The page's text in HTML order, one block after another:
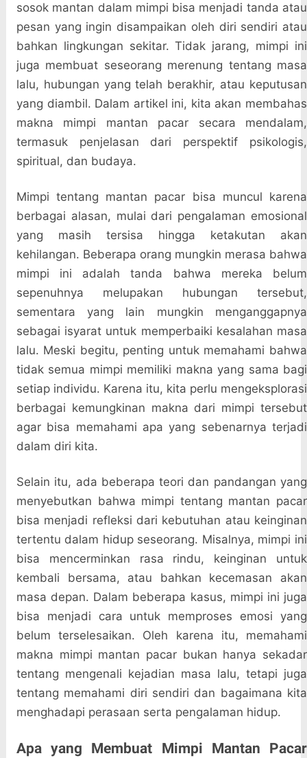
sosok mantan dalam mimpi bisa menjadi tanda atau
pesan yang ingin disampaikan oleh diri sendiri atau
bahkan lingkungan sekitar. Tidak jarang, mimpi ini
juga membuat seseorang merenung tentang masa
lalu, hubungan yang telah berakhir, atau keputusan
yang diambil. Dalam artikel ini, kita akan membahas
makna mimpi mantan pacar secara mendalam,
termasuk penjelasan dari perspektif psikologis,
spiritual, dan budaya.
Mimpi tentang mantan pacar bisa muncul karena
berbagai alasan, mulai dari pengalaman emosional
yang masih tersisa hingga ketakutan akan
kehilangan. Beberapa orang mungkin merasa bahwa
mimpi ini adalah tanda bahwa mereka belum
sepenuhnya melupakan hubungan tersebut,
sementara yang lain mungkin menganggapnya
sebagai isyarat untuk memperbaiki kesalahan masa
lalu. Meski begitu, penting untuk memahami bahwa
tidak semua mimpi memiliki makna yang sama bagi
setiap individu. Karena itu, kita perlu mengeksplorasi
berbagai kemungkinan makna dari mimpi tersebut
agar bisa memahami apa yang sebenarnya terjadi
dalam diri kita.
Selain itu, ada beberapa teori dan pandangan yang
menyebutkan bahwa mimpi tentang mantan pacar
bisa menjadi refleksi dari kebutuhan atau keinginan
tertentu dalam hidup seseorang. Misalnya, mimpi ini
bisa mencerminkan rasa rindu, keinginan untuk
kembali bersama, atau bahkan kecemasan akan
masa depan. Dalam beberapa kasus, mimpi ini juga
bisa menjadi cara untuk memproses emosi yang
belum terselesaikan. Oleh karena itu, memahami
makna mimpi mantan pacar bukan hanya sekadar
tentang mengenali kejadian masa lalu, tetapi juga
tentang memahami diri sendiri dan bagaimana kita
menghadapi perasaan serta pengalaman hidup.
Apa yang Membuat Mimpi Mantan Pacar